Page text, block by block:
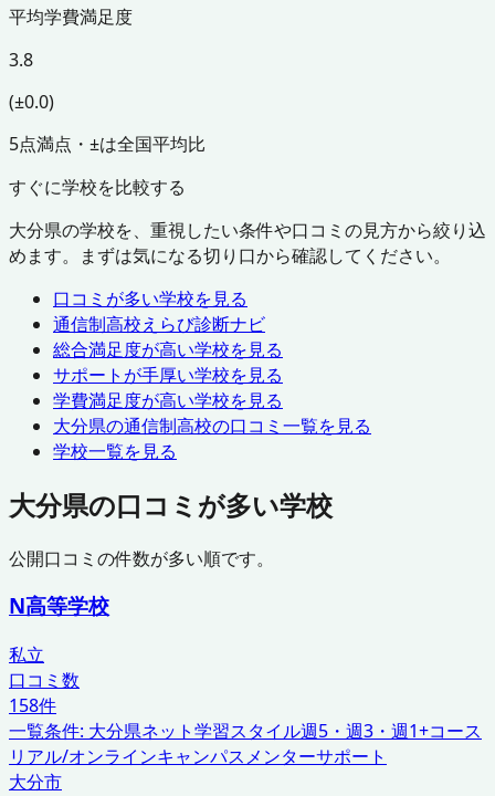
平均学費満足度
3.8
(±0.0)
5点満点・±は全国平均比
すぐに学校を比較する
大分県の学校を、重視したい条件や口コミの見方から絞り込
めます。まずは気になる切り口から確認してください。
口コミが多い学校を見る
通信制高校えらび診断ナビ
総合満足度が高い学校を見る
サポートが手厚い学校を見る
学費満足度が高い学校を見る
大分県の通信制高校の口コミ一覧を見る
学校一覧を見る
大分県の口コミが多い学校
公開口コミの件数が多い順です。
N高等学校
私立
口コミ数
158件
一覧条件: 大分県ネット学習スタイル週5・週3・週1+コース
リアル/オンラインキャンパスメンターサポート
大分市